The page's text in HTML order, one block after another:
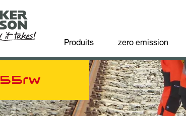
Produits zero emission
55rw